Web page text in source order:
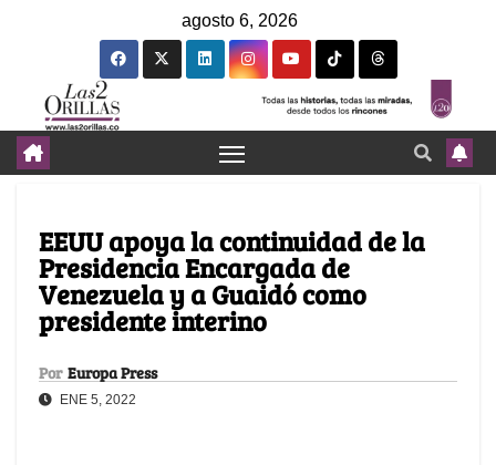
agosto 6, 2026
EEUU apoya la continuidad de la
Presidencia Encargada de
Venezuela y a Guaidó como
presidente interino
Por Europa Press
ENE 5, 2022